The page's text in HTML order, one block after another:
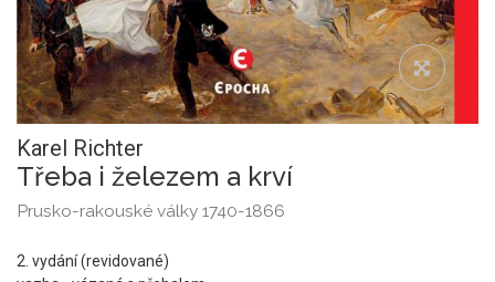
Karel Richter
Třeba i železem a krví
Prusko-rakouské války 1740-1866
2. vydání (revidované)